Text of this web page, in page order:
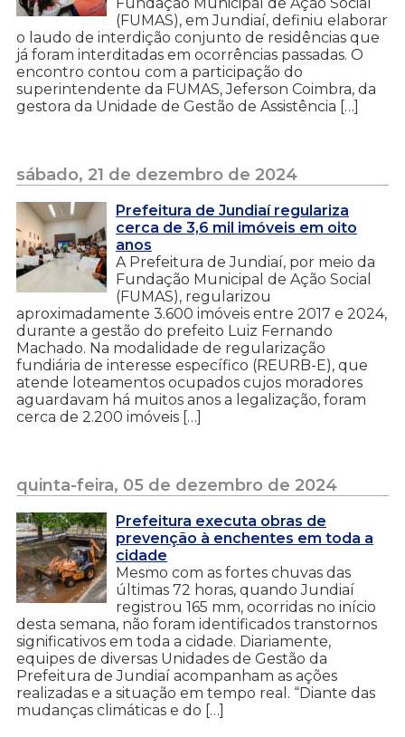
(FUMAS), em Jundiaí, definiu elaborar
o laudo de interdição conjunto de residências que
já foram interditadas em ocorrências passadas. O
encontro contou com a participação do
superintendente da FUMAS, Jeferson Coimbra, da
gestora da Unidade de Gestão de Assistência […]
sábado, 21 de dezembro de 2024
Prefeitura de Jundiaí regulariza
cerca de 3,6 mil imóveis em oito
anos
A Prefeitura de Jundiaí, por meio da
Fundação Municipal de Ação Social
(FUMAS), regularizou
aproximadamente 3.600 imóveis entre 2017 e 2024,
durante a gestão do prefeito Luiz Fernando
Machado. Na modalidade de regularização
fundiária de interesse específico (REURB-E), que
atende loteamentos ocupados cujos moradores
aguardavam há muitos anos a legalização, foram
cerca de 2.200 imóveis […]
quinta-feira, 05 de dezembro de 2024
Prefeitura executa obras de
prevenção à enchentes em toda a
cidade
Mesmo com as fortes chuvas das
últimas 72 horas, quando Jundiaí
registrou 165 mm, ocorridas no início
desta semana, não foram identificados transtornos
significativos em toda a cidade. Diariamente,
equipes de diversas Unidades de Gestão da
Prefeitura de Jundiaí acompanham as ações
realizadas e a situação em tempo real. “Diante das
mudanças climáticas e do […]